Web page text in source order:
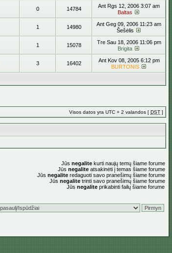
0 14784
Ant Rgs 12, 2006 3:07 am
Baltas
1 14980
Ant Geg 09, 2006 11:23 am
Šešėlis
1 15078
Tre Sau 18, 2006 11:06 pm
Brigita
3 16402
Ant Kov 08, 2005 6:12 pm
BURTONIS
Visos datos yra UTC + 2 valandos [ DST ]
Jūs negalite kurti naujų temų šiame forume
Jūs negalite atsakinėti į temas šiame forume
Jūs negalite redaguoti savo pranešimų šiame forume
Jūs negalite trinti savo pranešimų šiame forume
Jūs negalite prikabinti failų šiame forume